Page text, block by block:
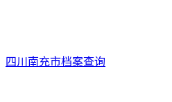
四川南充市档案查询